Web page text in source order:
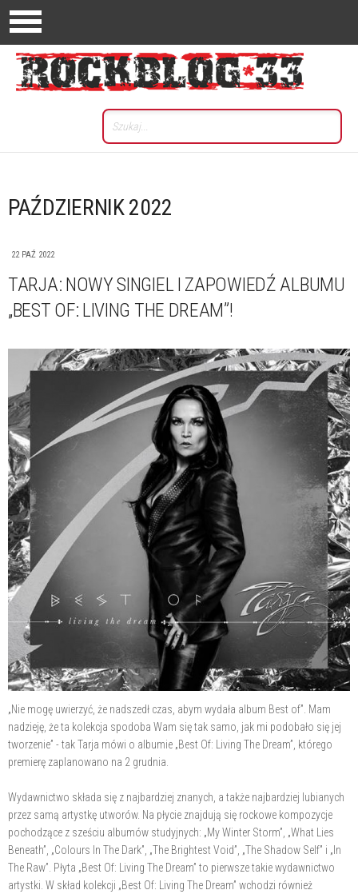
PAŹDZIERNIK 2022
22 PAŹ 2022
TARJA: NOWY SINGIEL I ZAPOWIEDŹ ALBUMU
„BEST OF: LIVING THE DREAM”!
„Nie mogę uwierzyć, że nadszedł czas, abym wydała album Best of”. Mam
nadzieję, że ta kolekcja spodoba Wam się tak samo, jak mi podobało się jej
tworzenie” - tak Tarja mówi o albumie „Best Of: Living The Dream”, którego
premierę zaplanowano na 2 grudnia.
Wydawnictwo składa się z najbardziej znanych, a także najbardziej lubianych
przez samą artystkę utworów. Na płycie znajdują się rockowe kompozycje
pochodzące z sześciu albumów studyjnych: „My Winter Storm”, „What Lies
Beneath”, „Colours In The Dark”, „The Brightest Void”, „The Shadow Self” i „In
The Raw”. Płyta „Best Of: Living The Dream” to pierwsze takie wydawnictwo
artystki. W skład kolekcji „Best Of: Living The Dream” wchodzi również